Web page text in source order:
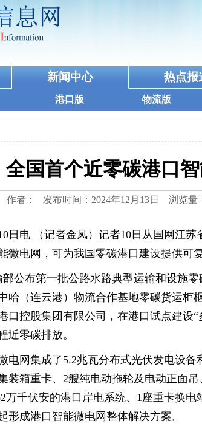
新闻中心 热点报
港口版 物流版
全国首个近零碳港口
作者： 发布时间：2024年12月13日 浏览量
日电 （记者金凤）记者10日从国网江
微电网，可为我国零碳港口建设提供可
部公布第一批公路水路典型运输和设施
哈（连云港）物流合作基地零碳货运柜
口控股集团有限公司，在港口试点建设
近零碳排放。
电网集成了5.2兆瓦分布式光伏发电设
装箱重卡、2艘纯电动拖轮及电动正面
万千伏安的港口岸电系统、1座重卡换电
形成港口智能微电网整体解决方案。